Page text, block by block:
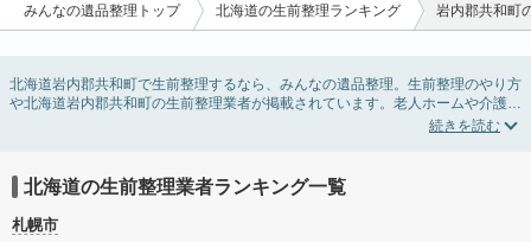
みんなの遺品整理トップ 北海道の生前整理ランキング 岩内郡共和町
北海道岩内郡共和町で生前整理するなら、みんなの遺品整理。生前整理のやり方
や北海道岩内郡共和町の生前整理業者が掲載されています。老人ホームや介護施
設入居に伴う不用品の処分・回収・引き取りから、在宅介護の介護整理や福祉住
などのオプションサービスで絞り込み検索を利用してみましょう。
またお役立ち情報も豊富なので終活でエンディングノートの選び方や、整理整
頓・老前整理・生前整理のコツについてもチェックしてみてください。
北海道の生前整理業者ランキング一覧
札幌市